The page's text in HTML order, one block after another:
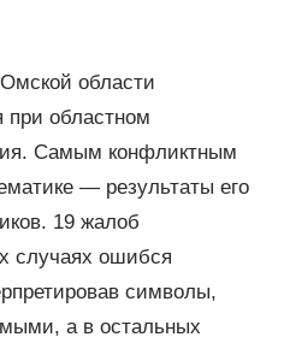
области
при областном
Самым конфликтным
— результаты его
19 жалоб
случаях ошибся
символы,
а в остальных